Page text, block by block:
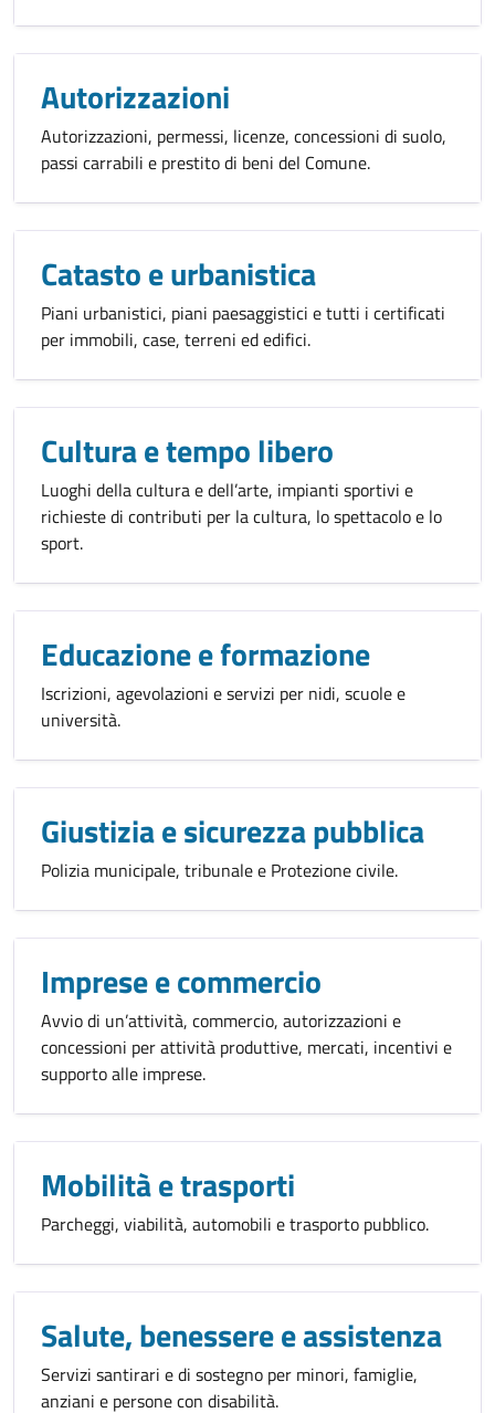
Autorizzazioni
Autorizzazioni, permessi, licenze, concessioni di suolo,
passi carrabili e prestito di beni del Comune.
Catasto e urbanistica
Piani urbanistici, piani paesaggistici e tutti i certificati
per immobili, case, terreni ed edifici.
Cultura e tempo libero
Luoghi della cultura e dell’arte, impianti sportivi e
richieste di contributi per la cultura, lo spettacolo e lo
sport.
Educazione e formazione
Iscrizioni, agevolazioni e servizi per nidi, scuole e
università.
Giustizia e sicurezza pubblica
Polizia municipale, tribunale e Protezione civile.
Imprese e commercio
Avvio di un’attività, commercio, autorizzazioni e
concessioni per attività produttive, mercati, incentivi e
supporto alle imprese.
Mobilità e trasporti
Parcheggi, viabilità, automobili e trasporto pubblico.
Salute, benessere e assistenza
Servizi santirari e di sostegno per minori, famiglie,
anziani e persone con disabilità.